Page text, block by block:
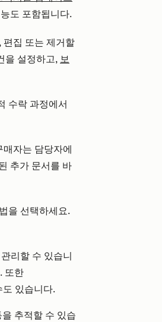
도 포함됩니다.
편집 또는 제거할
을 설정하고, 보
수락 과정에서
자는 담당자에
추가 문서를 바
을 선택하세요.
관리할 수 있습니
. 또한
도 있습니다.
을 추적할 수 있습